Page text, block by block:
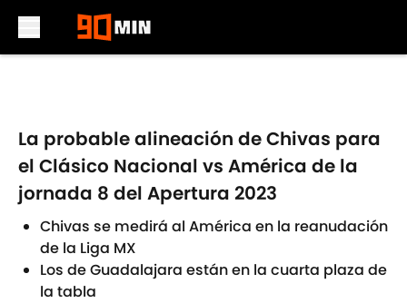
La probable alineación de Chivas para
el Clásico Nacional vs América de la
jornada 8 del Apertura 2023
Chivas se medirá al América en la reanudación
de la Liga MX
Los de Guadalajara están en la cuarta plaza de
la tabla